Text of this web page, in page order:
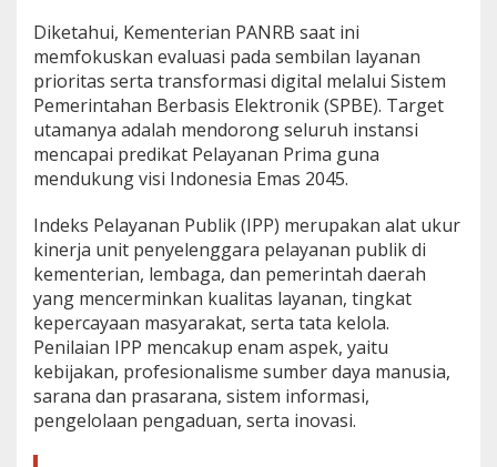
Diketahui, Kementerian PANRB saat ini
memfokuskan evaluasi pada sembilan layanan
prioritas serta transformasi digital melalui Sistem
Pemerintahan Berbasis Elektronik (SPBE). Target
utamanya adalah mendorong seluruh instansi
mencapai predikat Pelayanan Prima guna
mendukung visi Indonesia Emas 2045.
Indeks Pelayanan Publik (IPP) merupakan alat ukur
kinerja unit penyelenggara pelayanan publik di
kementerian, lembaga, dan pemerintah daerah
yang mencerminkan kualitas layanan, tingkat
kepercayaan masyarakat, serta tata kelola.
Penilaian IPP mencakup enam aspek, yaitu
kebijakan, profesionalisme sumber daya manusia,
sarana dan prasarana, sistem informasi,
pengelolaan pengaduan, serta inovasi.